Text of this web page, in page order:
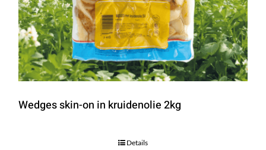
Wedges skin-on in kruidenolie 2kg
Details